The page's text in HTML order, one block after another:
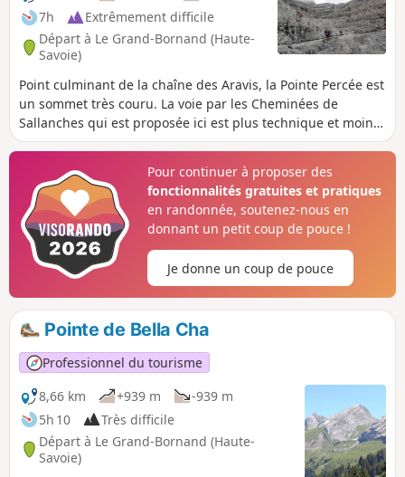
pierriers et de nombreux passages où il faut
poser les mains.
7h
Extrêmement difficile
Départ à Le Grand-Bornand (Haute-
Savoie)
Point culminant de la chaîne des Aravis, la Pointe Percée est
un sommet très couru. La voie par les Cheminées de
Sallanches qui est proposée ici est plus technique et moins
fréquentée que d'autres. Le parcours et la vue sont
Pour continuer à proposer des
fonctionnalités gratuites et pratiques
en randonnée, soutenez-nous en
donnant un petit coup de pouce !
Je donne un coup de pouce
Pointe de Bella Cha
Professionnel du tourisme
8,66 km
+939 m
-939 m
5h 10
Très difficile
Départ à Le Grand-Bornand (Haute-
Savoie)